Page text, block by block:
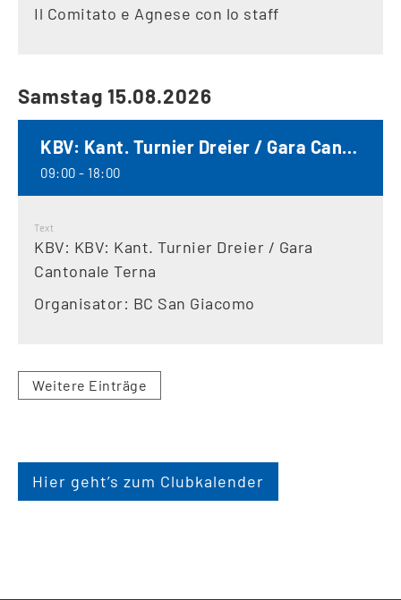
Il Comitato e Agnese con lo staff
Samstag 15.08.2026
KBV: Kant. Turnier Dreier / Gara Cantonale Terna
09:00 - 18:00
Text
KBV: KBV: Kant. Turnier Dreier / Gara
Cantonale Terna
Organisator: BC San Giacomo
Weitere Einträge
Hier geht’s zum Clubkalender